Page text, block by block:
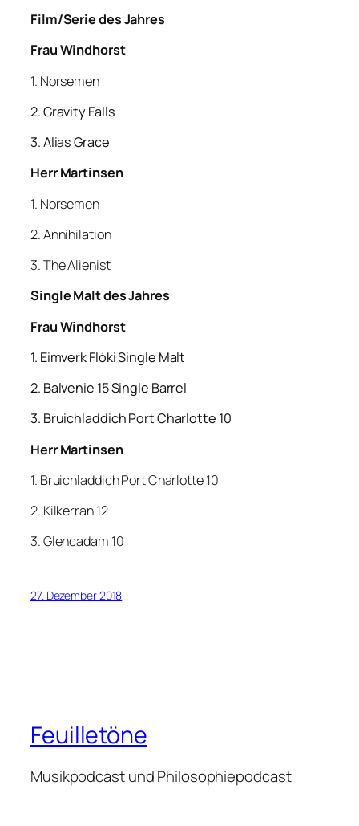
Film/Serie des Jahres
Frau Windhorst
1. Norsemen
2. Gravity Falls
3. Alias Grace
Herr Martinsen
1. Norsemen
2. Annihilation
3. The Alienist
Single Malt des Jahres
Frau Windhorst
1. EimverkFlóki Single Malt
2. Balvenie 15 Single Barrel
3. Bruichladdich Port Charlotte 10
Herr Martinsen
1. Bruichladdich Port Charlotte 10
2. Kilkerran 12
3. Glencadam 10
27. Dezember 2018
Feuilletöne
Musikpodcast und Philosophiepodcast